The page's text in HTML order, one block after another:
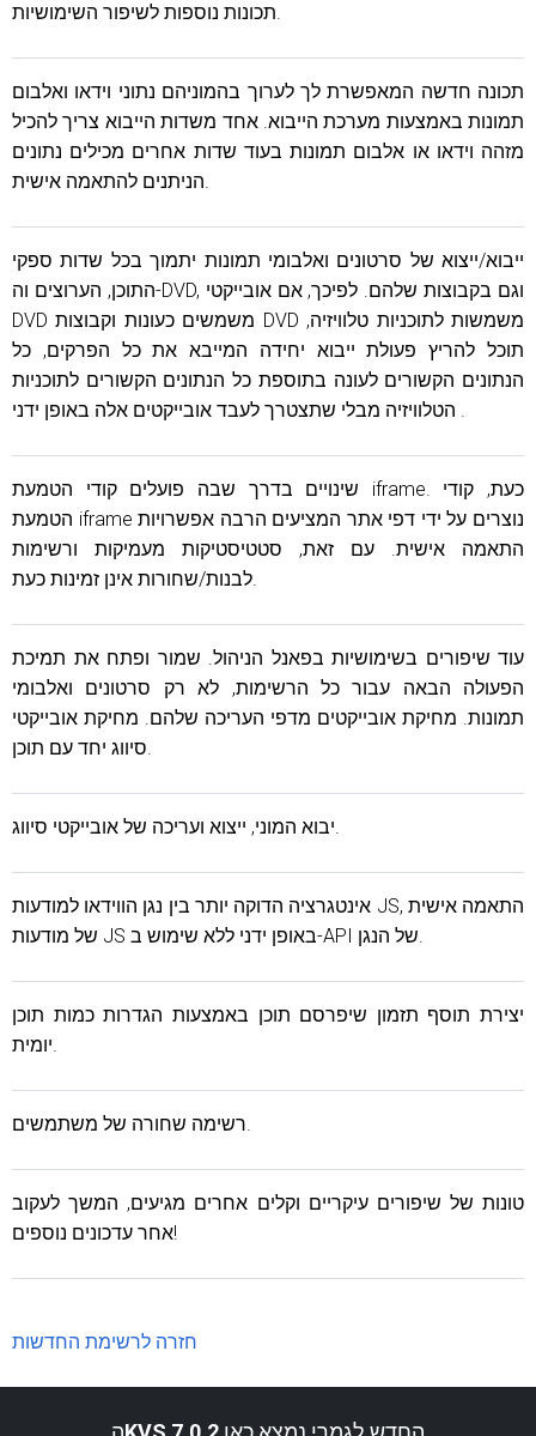
תכונות נוספות לשיפור השימושיות.
תכונה חדשה המאפשרת לך לערוך בהמוניהם נתוני וידאו ואלבום
תמונות באמצעות מערכת הייבוא. אחד משדות הייבוא ​​צריך להכיל
מזהה וידאו או אלבום תמונות בעוד שדות אחרים מכילים נתונים
הניתנים להתאמה אישית.
ייבוא/ייצוא של סרטונים ואלבומי תמונות יתמוך בכל שדות ספקי
התוכן, הערוצים וה-DVD, וגם בקבוצות שלהם. לפיכך, אם אובייקטי
DVD משמשים כעונות וקבוצות DVD משמשות לתוכניות טלוויזיה,
תוכל להריץ פעולת ייבוא ​​יחידה המייבא את כל הפרקים, כל
הנתונים הקשורים לעונה בתוספת כל הנתונים הקשורים לתוכניות
הטלוויזיה מבלי שתצטרך לעבד אובייקטים אלה באופן ידני .
שינויים בדרך שבה פועלים קודי הטמעת iframe. כעת, קודי
הטמעת iframe נוצרים על ידי דפי אתר המציעים הרבה אפשרויות
התאמה אישית. עם זאת, סטטיסטיקות מעמיקות ורשימות
לבנות/שחורות אינן זמינות כעת.
עוד שיפורים בשימושיות בפאנל הניהול. שמור ופתח את תמיכת
הפעולה הבאה עבור כל הרשימות, לא רק סרטונים ואלבומי
תמונות. מחיקת אובייקטים מדפי העריכה שלהם. מחיקת אובייקטי
סיווג יחד עם תוכן.
יבוא המוני, ייצוא ועריכה של אובייקטי סיווג.
אינטגרציה הדוקה יותר בין נגן הווידאו למודעות JS, התאמה אישית
של מודעות JS באופן ידני ללא שימוש ב-API של הנגן.
יצירת תוסף תזמון שיפרסם תוכן באמצעות הגדרות כמות תוכן
יומית.
רשימה שחורה של משתמשים.
טונות של שיפורים עיקריים וקלים אחרים מגיעים, המשך לעקוב
אחר עדכונים נוספים!
חזרה לרשימת החדשות